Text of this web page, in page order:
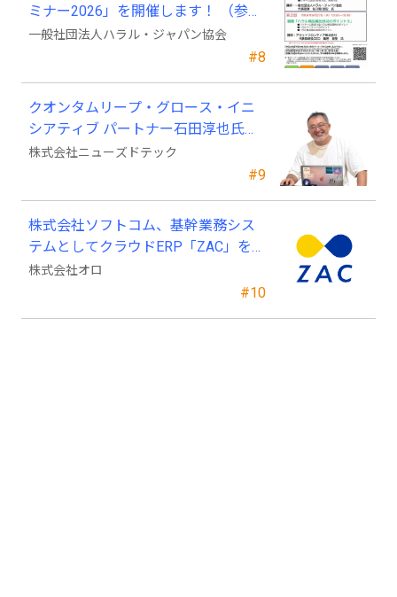
#8
ミナー2026」を開催します！ （参加
費無料）
一般社団法人ハラル・ジャパン協会
#9
クオンタムリープ・グロース・イニ
シアティブ パートナー石田淳也氏が
ニューズドテックの戦略顧問に就任
株式会社ニューズドテック
#10
株式会社ソフトコム、基幹業務シス
テムとしてクラウドERP「ZAC」を採
用
株式会社オロ